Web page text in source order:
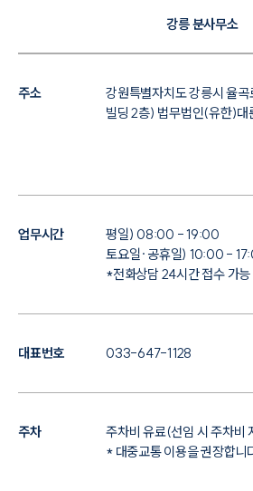
강릉 분사무소
주소
강원특별자치도 강릉시 율
빌딩 2층) 법무법인(유한)대
업무시간
평일) 08:00 - 19:00
토요일·공휴일) 10:00 -
*전화상담 24시간 접수 가능
대표번호 033-647-1128
주차
주차비 유료(선임 시 주차비
* 대중교통 이용을 권장합니